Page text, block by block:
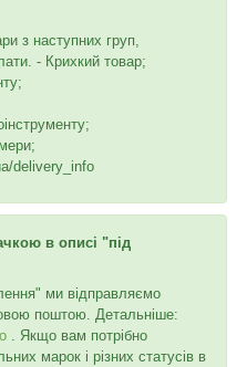
з наступних груп,
- Крихкий товар;
delivery_info
в описі "під
ми відправляємо
поштою. Детальніше:
. Якщо вам потрібно
марок і різних статусів в